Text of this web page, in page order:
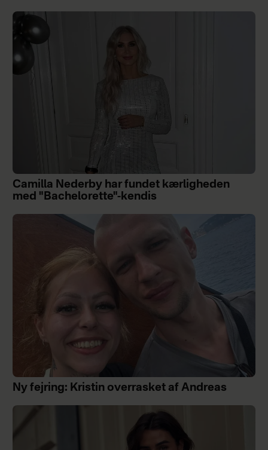
Camilla Nederby har fundet kærligheden
med "Bachelorette"-kendis
Ny fejring: Kristin overrasket af Andreas